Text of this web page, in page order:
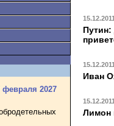
февраля 2027
Путин:
Иван
Лимон